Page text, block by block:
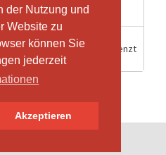
der Nutzung und
Website zu
können Sie
jederzeit
Akzeptieren
der Nutzung und
Website zu
können Sie
jederzeit
Akzeptieren
1
Tage Unbegrenzt